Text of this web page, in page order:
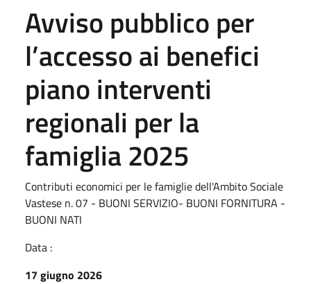
Avviso pubblico per
l’accesso ai benefici
piano interventi
regionali per la
famiglia 2025
Contributi economici per le famiglie dell'Ambito Sociale
Vastese n. 07 - BUONI SERVIZIO- BUONI FORNITURA -
BUONI NATI
Data :
17 giugno 2026